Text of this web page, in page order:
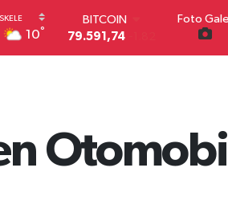
10°
BITCOIN
79.591,74
61,60380
G.ALTIN
6862,09000
0.19
Foto